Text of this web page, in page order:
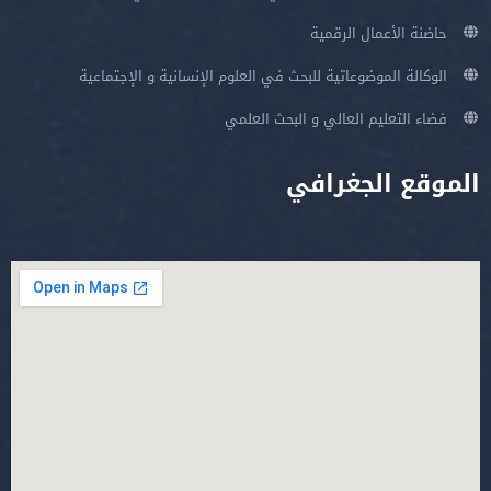
حاضنة الأعمال الرقمية
الوكالة الموضوعاتية للبحث في العلوم الإنسانية و الإجتماعية
فضاء التعليم العالي و البحث العلمي
الموقع الجغرافي